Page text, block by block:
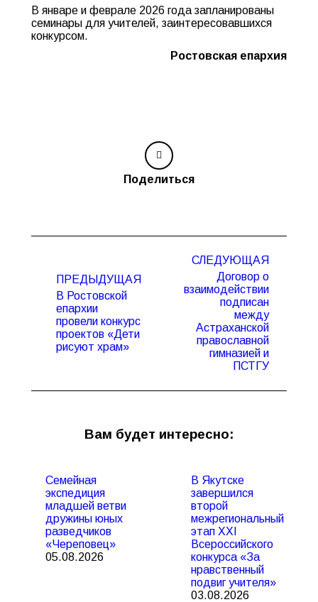
В январе и феврале 2026 года запланированы
семинары для учителей, заинтересовавшихся
конкурсом.
Ростовская епархия
Поделиться
записям
ПРЕДЫДУЩАЯ
Предыдущая
запись:
В Ростовской
епархии
провели конкурс
проектов «Дети
рисуют храм»
СЛЕДУЮЩАЯ
Следующая
запись:
Договор о
взаимодействии
подписан
между
Астраханской
православной
гимназией и
ПСТГУ
Вам будет интересно:
Семейная
экспедиция
младшей ветви
дружины юных
разведчиков
«Череповец»
05.08.2026
В Якутске
завершился
второй
межрегиональный
этап XXI
Всероссийского
конкурса «За
нравственный
подвиг учителя»
03.08.2026